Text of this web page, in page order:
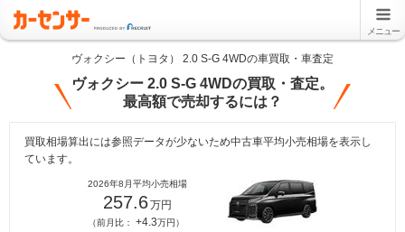
メニュー
ヴォクシー（トヨタ） 2.0 S-G 4WDの車買取・車査定
ヴォクシー 2.0 S-G 4WDの買取・査定。
最高額で売却するには？
買取相場算出には参照データが少ないため中古車平均小売相場を表示し
ています。
2026年8月平均小売相場
257.6万円
（前月比： +4.3万円）